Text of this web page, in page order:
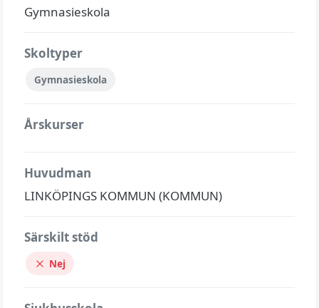
Gymnasieskola
Skoltyper
Gymnasieskola
Årskurser
Huvudman
LINKÖPINGS KOMMUN (KOMMUN)
Särskilt stöd
Nej